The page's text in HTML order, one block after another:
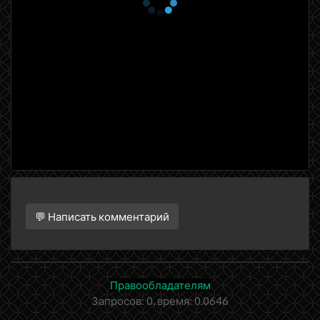
💬 Написать комментарий
Правообладателям
Запросов: 0, время: 0.0646